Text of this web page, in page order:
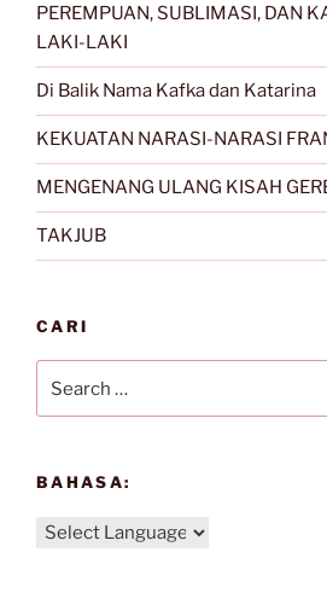
PEREMPUAN, SUBLIMASI, DAN
LAKI-LAKI
Di Balik Nama Kafka dan Katarina
KEKUATAN NARASI-NARASI
MENGENANG ULANG KISAH
TAKJUB
CARI
BAHASA: